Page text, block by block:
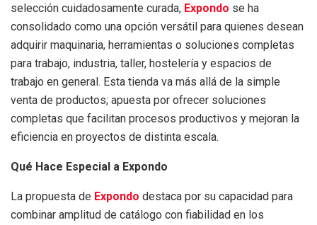
selección cuidadosamente curada, Expondo se ha
consolidado como una opción versátil para quienes desean
adquirir maquinaria, herramientas o soluciones completas
para trabajo, industria, taller, hostelería y espacios de
trabajo en general. Esta tienda va más allá de la simple
venta de productos; apuesta por ofrecer soluciones
completas que facilitan procesos productivos y mejoran la
eficiencia en proyectos de distinta escala.
Qué Hace Especial a Expondo
La propuesta de Expondo destaca por su capacidad para
combinar amplitud de catálogo con fiabilidad en los